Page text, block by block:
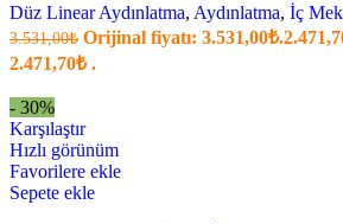
Düz Linear Aydınlatma, Aydınlatma, İç
3.531,00₺ Orijinal fiyatı: 3.531,00₺.
2.471,70₺ .
- 30%
Karşılaştır
Hızlı görünüm
Favorilere ekle
Sepete ekle